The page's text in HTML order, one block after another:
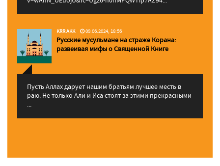
KRR AKK 09.06.2024, 18:56
Русские мусульмане на страже Корана:
pазвеивая мифы о Священной Книге
Пусть Аллах дарует нашим братьям лучшее месть в
раю. Не только Али и Иса стоят за этими прекрасными
...